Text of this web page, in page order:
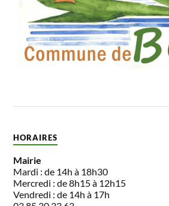
HORAIRES
Mairie
Mardi : de 14h à 18h30
Mercredi : de 8h15 à 12h15
Vendredi : de 14h à 17h